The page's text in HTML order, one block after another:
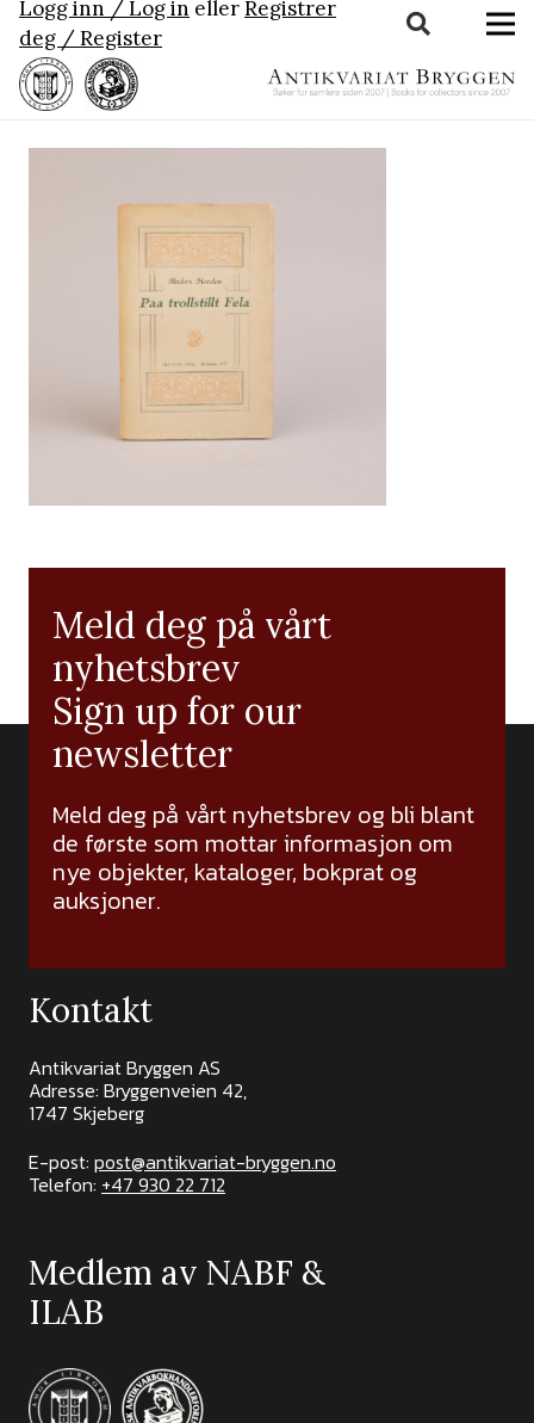
Logg inn / Log in ellerRegistrer
deg / Register
Meld deg på vårt
nyhetsbrev
Sign up for our
newsletter
Meld deg på vårt nyhetsbrev og bli blant
de første som mottar informasjon om
nye objekter, kataloger, bokprat og
auksjoner.
Kontakt
Antikvariat Bryggen AS
Adresse: Bryggenveien 42,
1747 Skjeberg
E-post: post@antikvariat-bryggen.no
Telefon: +47 930 22 712
Medlem av NABF &
ILAB